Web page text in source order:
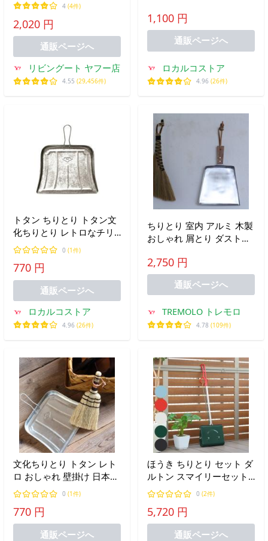
掃除 災害時 泥掃除 ワイド
）
4 (4件)
2,020 円
通販ページへ
リビングート ヤフー店
4.55 (29,456件)
り取り ほこりとり 小さい
贈答品 日本製 東京都 爆買
1,100 円
通販ページへ
ロカルコストア
4.96 (26件)
トタン ちりとり トタン文
化ちりとり レトロなチリ
トリ 山本勝之助商店 手作
り 掃除用具 ミニサイズ 爆
買
0 (1件)
770 円
通販ページへ
ロカルコストア
4.96 (26件)
ちりとり 室内 アルミ 木製
おしゃれ 屑とり ダストパ
下げ 壁掛け
2,750 円
通販ページへ
TREMOLO トレモロ
4.78 (109件)
文化ちりとり トタン レト
ロ おしゃれ 壁掛け 日本製
松野屋
0 (1件)
770 円
通販ページへ
ほうき ちりとり セット ダ
ルトン スマイリーセット
ロングハンドル 長柄 （
DULTON ホウキ チリトリ
かわいい 長さ99 玄関 ベラ
ンダ ガレージ おしゃれ 庭
0 (2件)
5,720 円
通販ページへ